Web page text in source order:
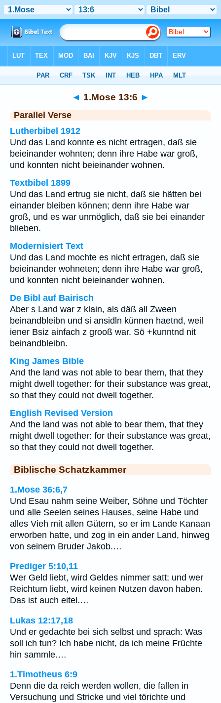
◄ 1.Mose 13:6 ►
Parallel Verse
Lutherbibel 1912
Und das Land konnte es nicht ertragen, daß sie
beieinander wohnten; denn ihre Habe war groß,
und konnten nicht beieinander wohnen.
Textbibel 1899
Und das Land ertrug sie nicht, daß sie hätten bei
einander bleiben können; denn ihre Habe war
groß, und es war unmöglich, daß sie bei einander
blieben.
Modernisiert Text
Und das Land mochte es nicht ertragen, daß sie
beieinander wohneten; denn ihre Habe war groß,
und konnten nicht beieinander wohnen.
De Bibl auf Bairisch
Aber s Land war z klain, als däß all Zween
beinandbleibn und si ansidln künnen haetnd, weil
iener Bsiz ainfach z grooß war. Sö +kunntnd nit
beinandbleibn.
King James Bible
And the land was not able to bear them, that they
might dwell together: for their substance was great,
so that they could not dwell together.
English Revised Version
And the land was not able to bear them, that they
might dwell together: for their substance was great,
so that they could not dwell together.
Biblische Schatzkammer
1.Mose 36:6,7
Und Esau nahm seine Weiber, Söhne und Töchter
und alle Seelen seines Hauses, seine Habe und
alles Vieh mit allen Gütern, so er im Lande Kanaan
erworben hatte, und zog in ein ander Land, hinweg
von seinem Bruder Jakob.…
Prediger 5:10,11
Wer Geld liebt, wird Geldes nimmer satt; und wer
Reichtum liebt, wird keinen Nutzen davon haben.
Das ist auch eitel.…
Lukas 12:17,18
Und er gedachte bei sich selbst und sprach: Was
soll ich tun? Ich habe nicht, da ich meine Früchte
hin sammle.…
1.Timotheus 6:9
Denn die da reich werden wollen, die fallen in
Versuchung und Stricke und viel törichte und